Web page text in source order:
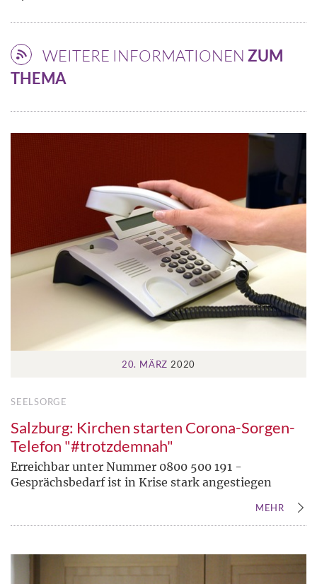
WEITERE INFORMATIONEN ZUM
THEMA
20. MÄRZ 2020
SEELSORGE
Salzburg: Kirchen starten Corona-Sorgen-
Telefon "#trotzdemnah"
Erreichbar unter Nummer 0800 500 191 -
Gesprächsbedarf ist in Krise stark angestiegen
MEHR